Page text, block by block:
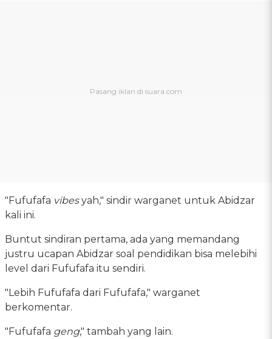
"Fufufafa vibesyah," sindir warganet untuk Abidzar
kali ini.
Buntut sindiran pertama, ada yang memandang
justru ucapan Abidzar soal pendidikan bisa melebihi
level dari Fufufafa itu sendiri.
"Lebih Fufufafa dari Fufufafa," warganet
berkomentar.
"Fufufafa geng," tambah yang lain.